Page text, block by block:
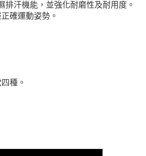
汗機能，並強化耐磨性及耐用度。
確運動姿勢。
種。